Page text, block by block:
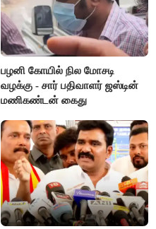
பழனி கோயில் நில மோசடி
வழக்கு - சார் பதிவாளர் ஜஸ்டின்
மணிகண்டன் கைது